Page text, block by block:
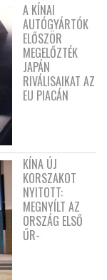
A KÍNAI
AUTÓGYÁRTÓK
ELŐSZÖR
MEGELŐZTÉK
JAPÁN
RIVÁLISAIKAT AZ
EU PIACÁN
KÍNA ÚJ
KORSZAKOT
NYITOTT:
MEGNYÍLT AZ
ORSZÁG ELSŐ
ŰR-